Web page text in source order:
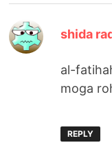
shida
al-
moga
REPLY